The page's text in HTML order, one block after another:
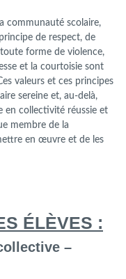
communauté scolaire,
de respect, de
forme de violence,
et la courtoisie sont
valeurs et ces principes
sereine et, au-delà,
collectivité réussie et
membre de la
en œuvre et de les
ÉLÈVES :
–